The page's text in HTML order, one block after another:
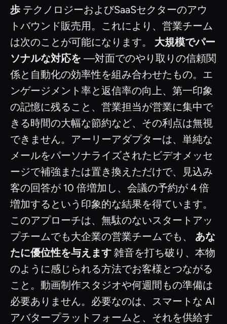
歩 テクノロジーおよびSaaSセクターのアウ
トバウンド販売用。これにより、営業チーム
は次のことが可能になります。 大規模でパー
ソナルな対応を —対面でのやり取りの信頼関
係と自動化の効率性を組み合わせたもの。エ
ンゲージメント率と返信率の向上、第一印象
の記憶に残ること、営業担当が営業に集中で
きる時間の大幅な節約など、その利点は無視
できません。アーリーアダプターは、単純な
メールをパーソナライズされたビデオメッセ
ージで補強または置き換えただけで、見込み
客の回答が 10 倍増加し、会議の予約が 4 倍
増加するという印象的な結果を得ています。
このアプローチは、無駄のないスタートアッ
プチームでも大企業の営業チームでも、 あな
たに優位性を与えます 雑音を打ち破り、本物
のように感じられる方法でお客様とつながる
こと。動画制作スタジオや何週間もの準備は
必要ありません。必要なのは、スマートな AI
アバタープラットフォームと、それを供給す